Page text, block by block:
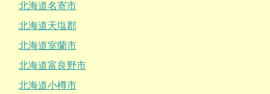
北海道名寄市
北海道天塩郡
北海道室蘭市
北海道富良野市
北海道小樽市